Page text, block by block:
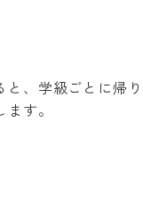
と、学級ごとに帰
す。